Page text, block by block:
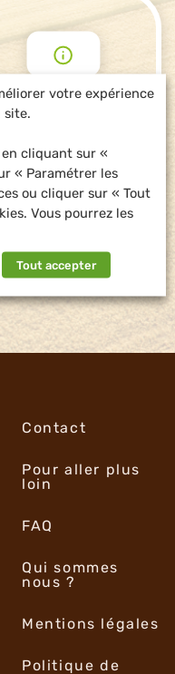
DEMANDE
Contact
Pour aller plus
loin
FAQ
Qui sommes
nous ?
Mentions légales
Politique de
votre expérience
site.
en cliquant sur «
« Paramétrer les
ou cliquer sur « Tout
Vous pourrez les
Tout accepter